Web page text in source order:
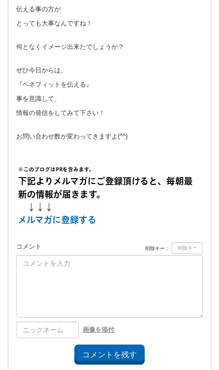
伝える事の方が
とっても大事なんですね！
何となくイメージ出来たでしょうか？
ぜひ今日からは、
『ベネフィットを伝える』
事を意識して、
情報の発信をしてみて下さい！
お問い合わせ数が変わってきますよ(^^)
※このブログはPRを含みます。
下記よりメルマガにご登録頂けると、毎朝最
新の情報が届きます。
↓↓↓
メルマガに登録する
コメント 削除キー：
画像を添付
コメントを残す